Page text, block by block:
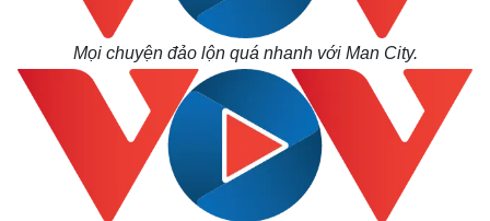
Mọi chuyện đảo lộn quá nhanh với Man City.